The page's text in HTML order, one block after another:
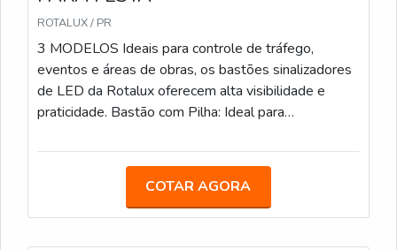
ROTALUX / PR
3 MODELOS Ideais para controle de tráfego,
eventos e áreas de obras, os bastões sinalizadores
de LED da Rotalux oferecem alta visibilidade e
praticidade. Bastão com Pilha: Ideal para
alimentação por pilha. Bastão Recarregável: Com
sustentável para áreas de obras e controle de
tráfego. Bastão com Lanterna: Com LED integrado e
COTAR AGORA